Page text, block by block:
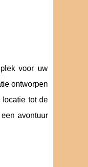
voor uw
ontworpen
locatie tot de
avontuur